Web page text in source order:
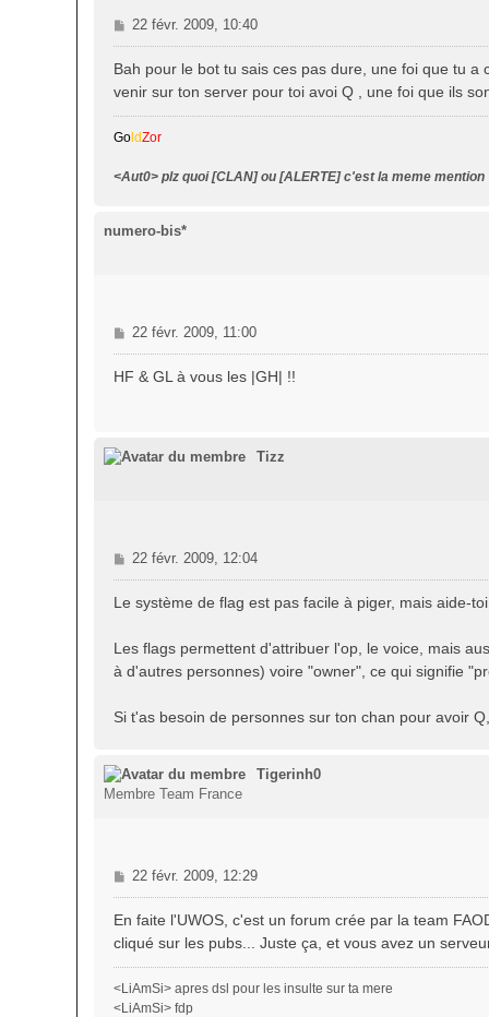
M
e
s
a
g
e
22 févr. 2009, 10:40
Bah pour le bot tu sais ces pas dure, une foi que tu
venir sur ton server pour toi avoi Q , une foi que ils
Go ldZor
<Aut0> plz quoi [CLAN] ou [ALERTE] c'est la meme mention
numero-bis*
M
e
s
e
22 févr. 2009, 11:00
HF & GL à vous les |GH| !!
Tizz
M
e
g
e
22 févr. 2009, 12:04
Le système de flag est pas facile à piger, mais aide-
Les flags permettent d'attribuer l'op, le voice, mais
à d'autres personnes) voire "owner", ce qui signifie
Si t'as besoin de personnes sur ton chan pour avoir
Tigerinh0
Membre Team France
M
e
a
g
e
22 févr. 2009, 12:29
En faite l'UWOS, c'est un forum crée par la team
cliqué sur les pubs... Juste ça, et vous avez un
<LiAmSi> apres dsl pour les insulte sur ta mere
<LiAmSi> fdp